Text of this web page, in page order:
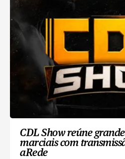
CDL Show reúne
marciais com
aRede